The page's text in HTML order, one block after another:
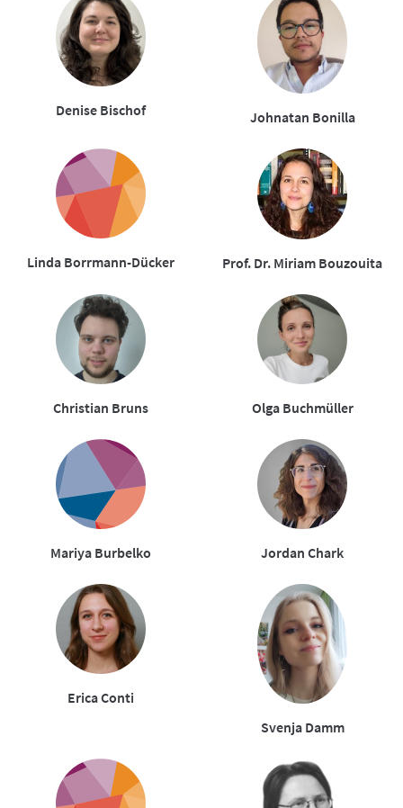
Denise Bischof Johnatan Bonilla
Linda Borrmann-Dücker Prof. Dr. Miriam Bouzouita
Christian Bruns Olga Buchmüller
Mariya Burbelko Jordan Chark
Erica Conti
Svenja Damm